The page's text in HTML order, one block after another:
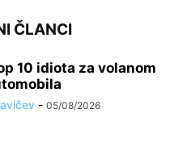
ČLANCI
10 idiota za volanom
- 05/08/2026